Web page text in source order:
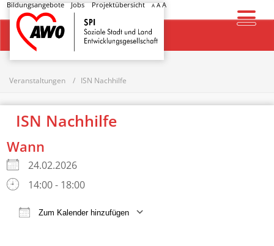
Bildungsangebote Jobs Projektübersicht A AA
Startseite
Veranstaltungen ISN Nachhilfe
ISN Nachhilfe
Wann
24.02.2026
14:00 - 18:00
Zum Kalender hinzufügen